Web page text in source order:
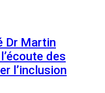
Dr Martin
des
l’inclusion